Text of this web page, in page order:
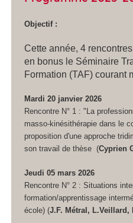
Objectif :
Cette année, 4
en bonus le Séminaire
Formation (TAF) courant
Mardi 20 janvier 2026
Rencontre N° 1 : "La
masso-kinésithérapie dans le
proposition d'une approche
son travail de thèse (Cyprien
Jeudi 05 mars 2026
Rencontre N° 2 :Situations
formation/apprentissage
école) (J.F. Métral, L.Veillard,